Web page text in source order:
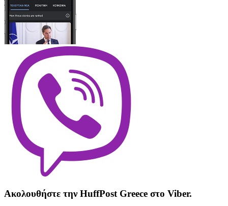
Ακολουθήστε την HuffPost Greece στο Viber.